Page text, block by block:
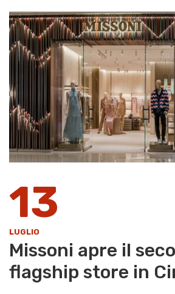
13
LUGLIO
Missoni apre il
flagship store in